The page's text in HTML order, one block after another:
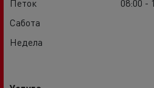
Петок
08:00 -
Сабота
Недела